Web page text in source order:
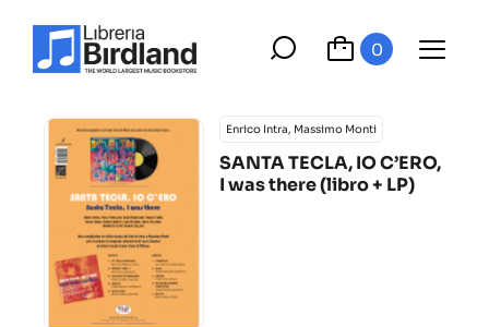
0
Enrico Intra, Massimo Monti
SANTA TECLA, IO C’ERO,
I was there (libro + LP)